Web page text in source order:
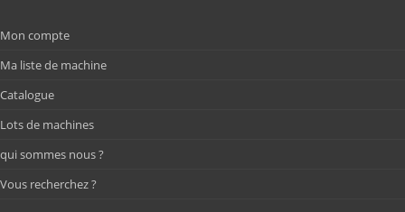
Mon compte
Ma liste de machine
Catalogue
Lots de machines
qui sommes nous ?
Vous recherchez ?